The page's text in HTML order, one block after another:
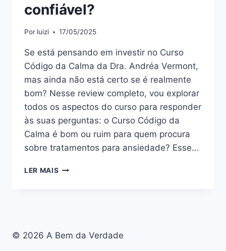
confiável?
Por luizi 17/05/2025
Se está pensando em investir no Curso
Código da Calma da Dra. Andréa Vermont,
mas ainda não está certo se é realmente
bom? Nesse review completo, vou explorar
todos os aspectos do curso para responder
às suas perguntas: o Curso Código da
Calma é bom ou ruim para quem procura
sobre tratamentos para ansiedade? Esse…
LER MAIS CURSO
RUIM?
© 2026 A Bem da Verdade